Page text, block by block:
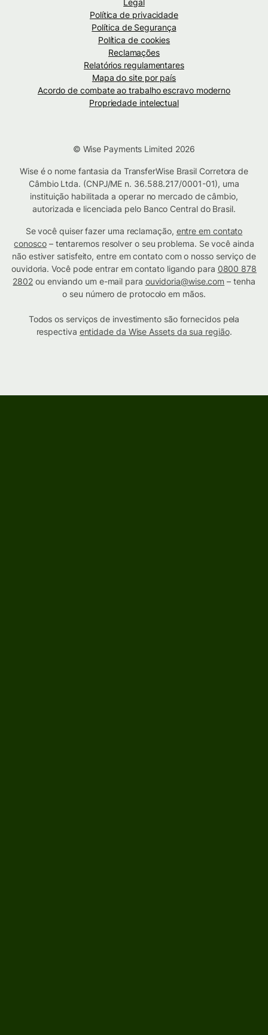
Legal
Política de privacidade
Política de Segurança
Política de cookies
Reclamações
Relatórios regulamentares
Mapa do site por país
Acordo de combate ao trabalho escravo moderno
Propriedade intelectual
© Wise Payments Limited 2026
Wise é o nome fantasia da TransferWise Brasil Corretora de
Câmbio Ltda. (CNPJ/ME n. 36.588.217/0001-01), uma
instituição habilitada a operar no mercado de câmbio,
autorizada e licenciada pelo Banco Central do Brasil.
Se você quiser fazer uma reclamação, entre em contato
conosco– tentaremos resolver o seu problema. Se você ainda
não estiver satisfeito, entre em contato com o nosso serviço de
ouvidoria. Você pode entrar em contato ligando para 0800 878
2802 ou enviando um e-mail para ouvidoria@wise.com – tenha
o seu número de protocolo em mãos.
Todos os serviços de investimento são fornecidos pela
respectiva entidade da Wise Assets da sua região.